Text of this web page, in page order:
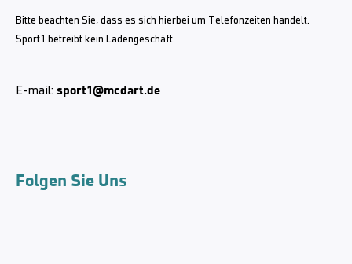
Bitte beachten Sie, dass es sich hierbei um Telefonzeiten handelt.
Sport1 betreibt kein Ladengeschäft.
E-mail: sport1@mcdart.de
Folgen Sie Uns